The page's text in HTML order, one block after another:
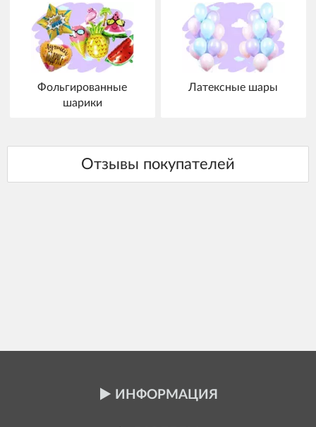
Фольгированные
шарики
Латексные шары
ИНФОРМАЦИЯ